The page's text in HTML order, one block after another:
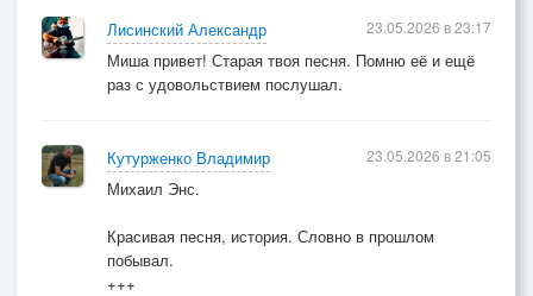
Лисинский Александр
Миша привет! Старая твоя песня. Помню её и ещё
раз с удовольствием послушал.
23.05.2026 в 23:17
Кутурженко Владимир
Михаил Энс.
Красивая песня, история. Словно в прошлом
побывал.
+++
23.05.2026 в 21:05